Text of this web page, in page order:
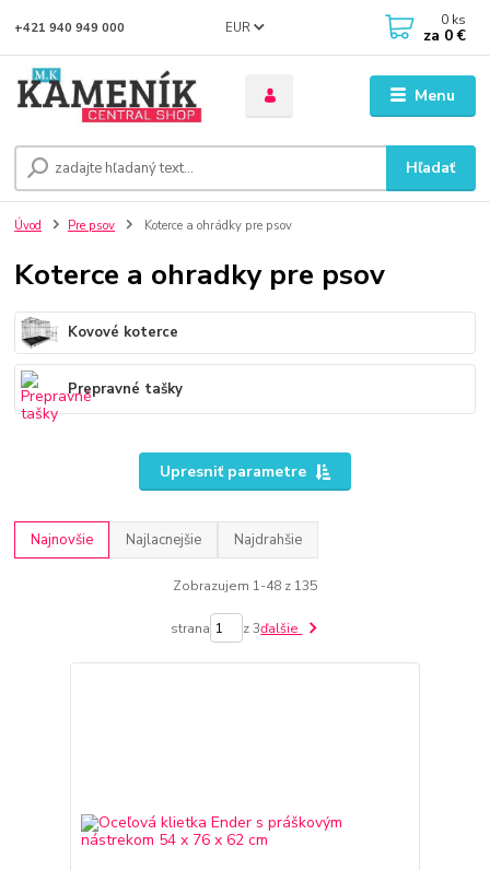
Menu
EUR
Hľadať
+421 940 949 000 0 ks
za 0 €
Úvod Pre psov Koterce a ohrádky pre psov
Koterce a ohradky pre psov
Kovové koterce
Prepravné tašky
Upresniť parametre
Najnovšie Najlacnejšie Najdrahšie
Zobrazujem 1-48 z 135
strana z 3ďalšie